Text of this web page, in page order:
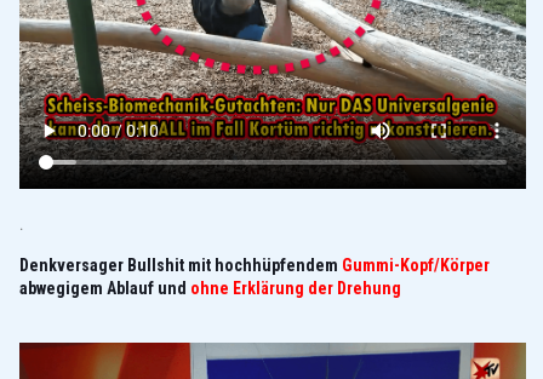
.
Denkversager Bullshit mit hochhüpfendem Gummi-Kopf/Körper
abwegigem Ablauf und ohne Erklärung der Drehung